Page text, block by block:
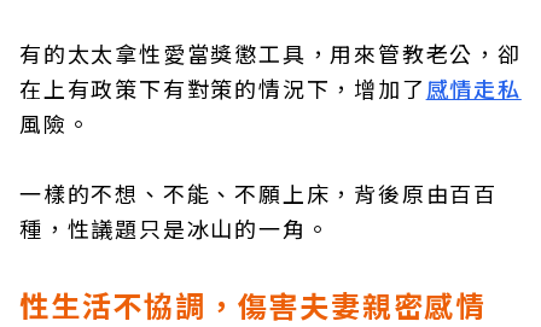
有的太太拿性愛當獎懲工具，用來管教老公，卻
在上有政策下有對策的情況下，增加了感情走私
風險。
一樣的不想、不能、不願上床，背後原由百百
種，性議題只是冰山的一角。
性生活不協調，傷害夫妻親密感情